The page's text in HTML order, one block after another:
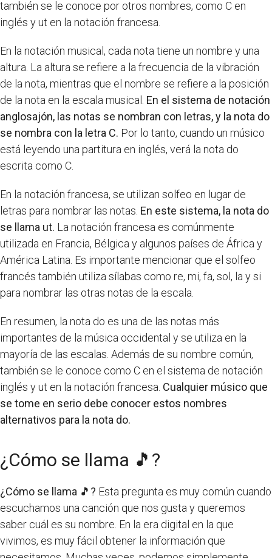
también se le conoce por otros nombres, como C en
inglés y ut en la notación francesa.
En la notación musical, cada nota tiene un nombre y una
altura. La altura se refiere a la frecuencia de la vibración
de la nota, mientras que el nombre se refiere a la posición
de la nota en la escala musical. En el sistema de notación
anglosajón, las notas se nombran con letras, y la nota do
se nombra con la letra C. Por lo tanto, cuando un músico
está leyendo una partitura en inglés, verá la nota do
escrita como C.
En la notación francesa, se utilizan solfeo en lugar de
letras para nombrar las notas. En este sistema, la nota do
se llama ut. La notación francesa es comúnmente
utilizada en Francia, Bélgica y algunos países de África y
América Latina. Es importante mencionar que el solfeo
francés también utiliza sílabas como re, mi, fa, sol, la y si
para nombrar las otras notas de la escala.
En resumen, la nota do es una de las notas más
importantes de la música occidental y se utiliza en la
mayoría de las escalas. Además de su nombre común,
también se le conoce como C en el sistema de notación
inglés y ut en la notación francesa. Cualquier músico que
se tome en serio debe conocer estos nombres
alternativos para la nota do.
¿Cómo se llama 🎵?
¿Cómo se llama 🎵? Esta pregunta es muy común cuando
escuchamos una canción que nos gusta y queremos
saber cuál es su nombre. En la era digital en la que
vivimos, es muy fácil obtener la información que